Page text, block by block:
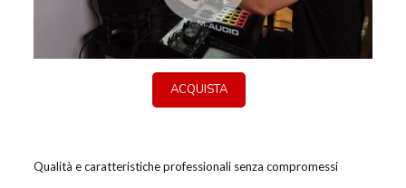
ACQUISTA
Qualità e caratteristiche professionali senza compromessi